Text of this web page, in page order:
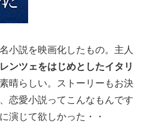
小説を映画化したもの。主人
ンツェをはじめとしたイタリ
晴らしい。ストーリーもお決
恋愛小説ってこんなもんです
演じて欲しかった・・